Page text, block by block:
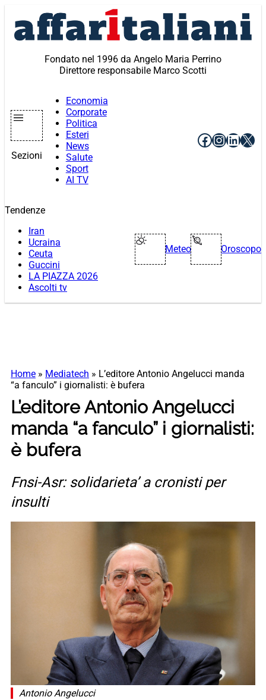
contenuto
Fondato nel 1996 da Angelo Maria Perrino
Direttore responsabile Marco Scotti
Sezioni
Economia
Corporate
Politica
Esteri
News
Salute
Sport
AI TV
Facebook
X
Tendenze
Iran
Ucraina
Ceuta
Guccini
LA PIAZZA 2026
Ascolti tv
Meteo Oroscopo
Home » Mediatech » L’editore Antonio Angelucci manda
“a fanculo” i giornalisti: è bufera
L’editore Antonio Angelucci
manda “a fanculo” i giornalisti:
è bufera
Fnsi-Asr: solidarieta’ a cronisti per
insulti
Antonio Angelucci